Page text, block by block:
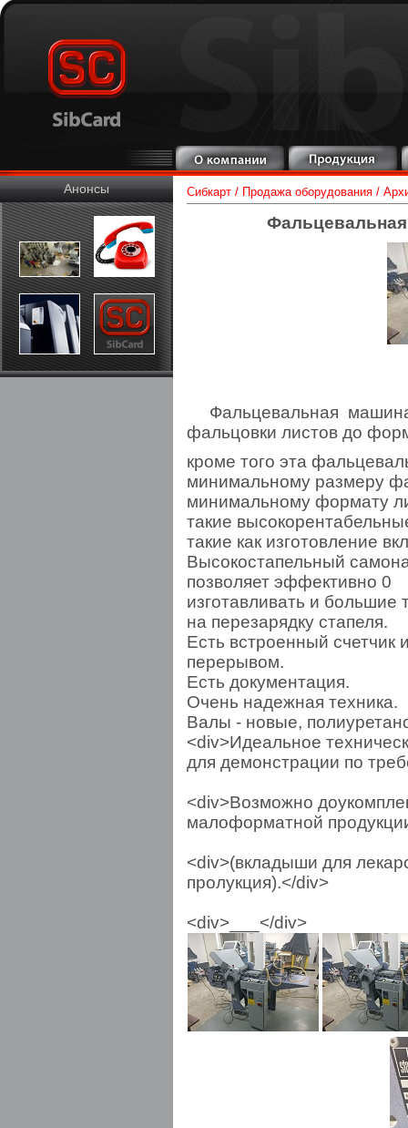
Анонсы Сибкарт / Продажа оборудования /
Фальцевальная
фальцовки листов до
кроме того эта
минимальному размеру
минимальному формату
такие
такие как изготовление
Высокостапельный
позволяет эффективно 0
изготавливать и большие
на перезарядку стапеля.
Есть встроенный счетчик
перерывом.
Есть документация.
Очень надежная техника.
Валы - новые,
<div>Идеальное
для демонстрации по
<div>Возможно
малоформатной
<div>(вкладыши для
пролукция).</div>
<div>___</div>